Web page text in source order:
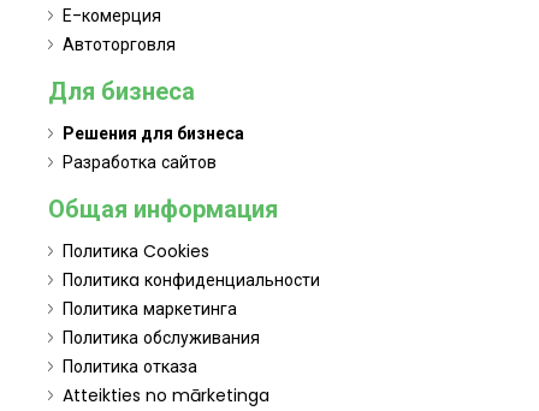
Е-комерция
Автоторговля
Для бизнеса
Решения для бизнеса
Разработка сайтов
Общая информация
Политика Cookies
Политикa конфиденциальности
Политика маркетинга
Политика обслуживания
Политика отказа
Atteikties no mārketinga